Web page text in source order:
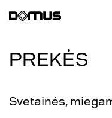
PREKĖS
Svetainės,